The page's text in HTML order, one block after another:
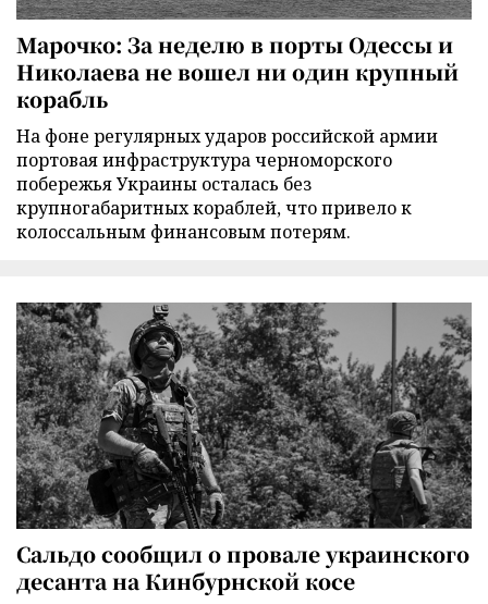
Марочко: За неделю в порты Одессы и
Николаева не вошел ни один крупный
корабль
На фоне регулярных ударов российской армии
портовая инфраструктура черноморского
побережья Украины осталась без
крупногабаритных кораблей, что привело к
колоссальным финансовым потерям.
Сальдо сообщил о провале украинского
десанта на Кинбурнской косе